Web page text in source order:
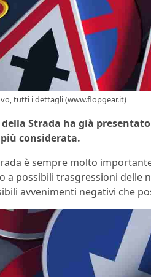
tutti i dettagli (www.flopgear.it)
della Strada ha già
considerata.
è sempre molto
a possibili trasgressioni delle
avvenimenti negativi che